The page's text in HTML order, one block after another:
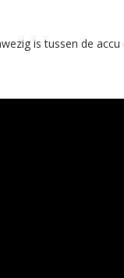
is tussen de accu